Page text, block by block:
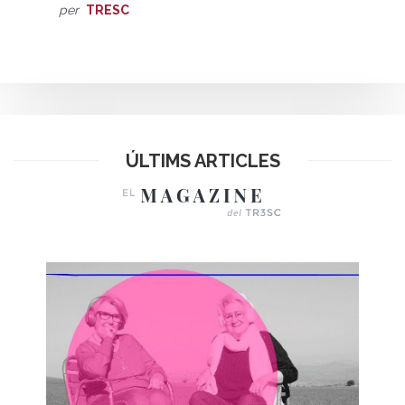
per TRESC
ÚLTIMS ARTICLES